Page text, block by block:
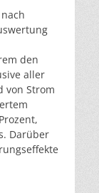
den
aller
von Strom
Darüber